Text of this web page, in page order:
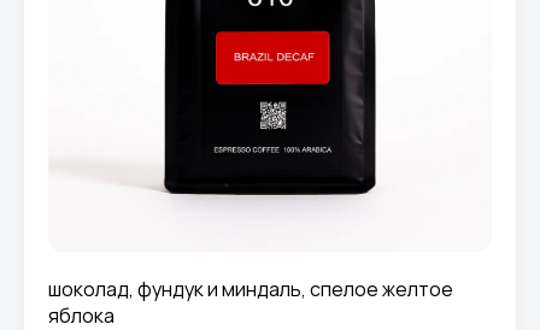
шоколад, фундук и миндаль, спелое желтое
яблока